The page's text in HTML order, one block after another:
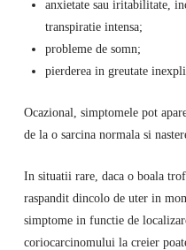
anxietate sau iritabilitate,
transpiratie intensa;
probleme de somn;
pierderea in greutate
Ocazional, simptomele pot
de la o sarcina normala si
In situatii rare, daca o boala
raspandit dincolo de uter in
simptome in functie de
coriocarcinomului la creier